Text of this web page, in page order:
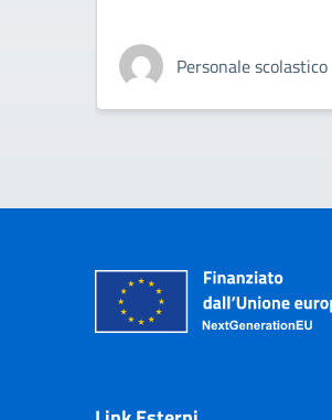
Personale scolastico